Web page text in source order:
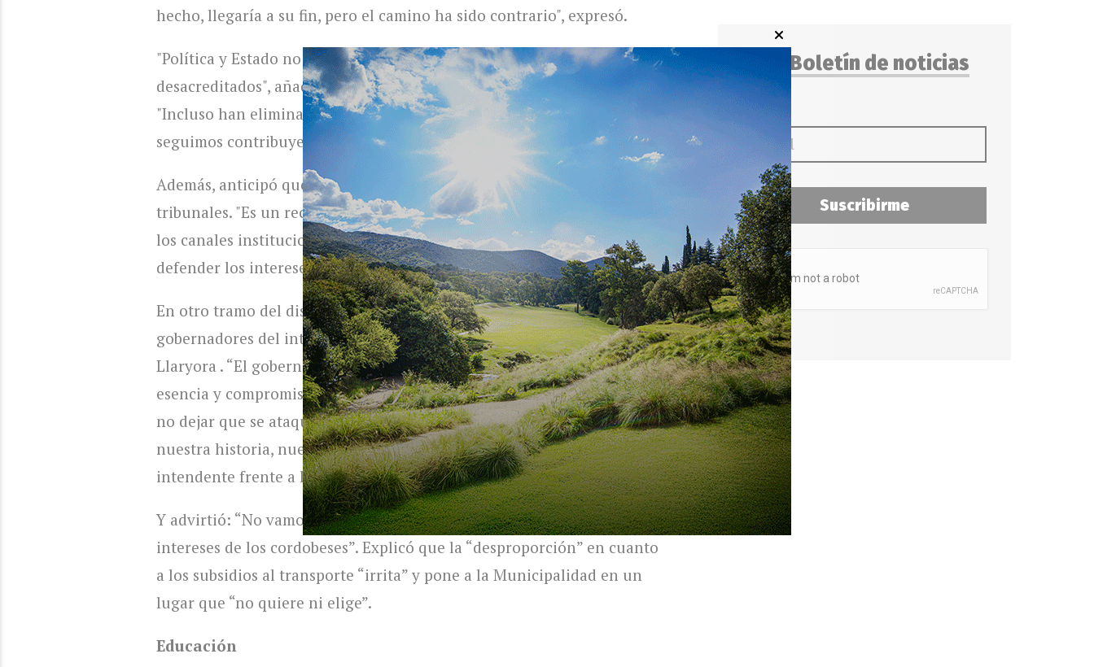
hecho, llegaría a su fin, pero el camino ha sido contrario", expresó.
"Política y Estado no son términos peyorativos, aunque han sido
desacreditados", añadió. Refiriéndose al Fondo Compensador, afirmó:
"Incluso han eliminado esas migajas, nos están dando cero mientras
seguimos contribuyendo con nuestros impuestos nacionales".
Además, anticipó que la Municipalidad podría llevar el conflicto a los
tribunales. "Es un reclamo que no abandonaremos, estamos agotando
los canales institucionales y no dudaremos en recurrir a la Justicia para
defender los intereses de los cordobeses", afirmó.
En otro tramo del discurso, Passerini se refirió la lucha que encabezan
gobernadores del interior con el gobierno Nacional, entre ellos Martín
Llaryora . “El gobernador Llaryora y este intendente, por convicción,
esencia y compromiso irrenunciable, hemos tomado la firme decisión de
no dejar que se ataque a los cordobeses, de defender como corresponde
nuestra historia, nuestro presente y el futuro de nuestros hijos”, dijo el
intendente frente a los legisladores.
Y advirtió: “No vamos a dudar en ir a la Justicia para defender los
intereses de los cordobeses”. Explicó que la “desproporción” en cuanto
a los subsidios al transporte “irrita” y pone a la Municipalidad en un
lugar que “no quiere ni elige”.
Educación
Boletín de noticias
Suscribirme